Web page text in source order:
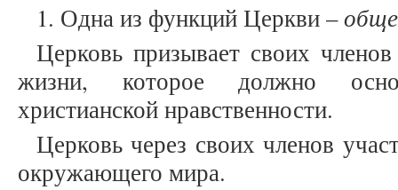
1. Одна из функций Церкви –
Церковь призывает своих
жизни, которое должно
христианской нравственности.
Церковь через своих членов
окружающего мира.